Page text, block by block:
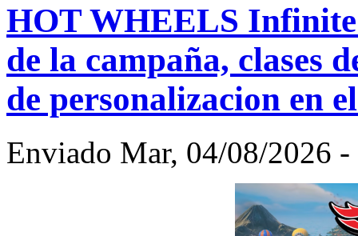
HOT WHEELS
de la campaña, clases
de personalizacion en
Enviado Mar, 04/08/2026